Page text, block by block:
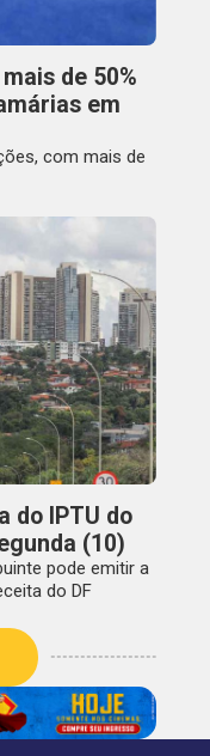
de 50%
em
com mais de
do IPTU do
(10)
pode emitir a
do DF